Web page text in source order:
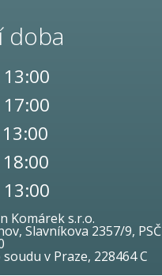
doba
Komárek s.r.o.
Slavníkova 2357/9, PSČ
v Praze, 228464 C